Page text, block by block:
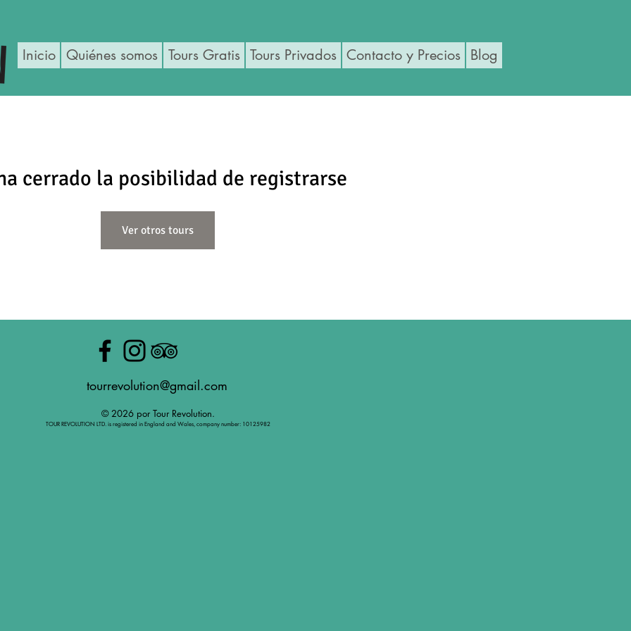
Inicio Quiénes somos Tours Gratis Tours Privados Contacto y Precios Blog
cerrado la posibilidad de registrarse
Ver otros tours
tourrevolution@gmail.com
© 2026 por Tour Revolution.
TOUR REVOLUTION LTD. is registered in England and Wales, company number: 10125982